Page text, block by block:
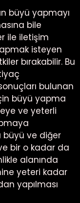
büyü yapmayı
bile
ile iletişim
isteyen
bırakabilir. Bu
bulunan
büyü yapma
ve yeterli
büyü ve diğer
bir o kadar da
alanında
yeteri kadar
yapılması